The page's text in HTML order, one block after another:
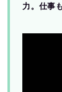
力。仕事